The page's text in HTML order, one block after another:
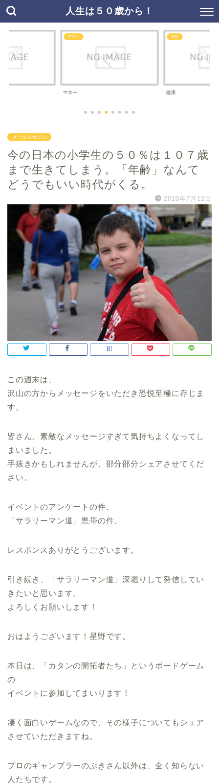
人生は５０歳から！
マネー
マネー
健康
健康
メールマガジン
今の日本の小学生の５０％は１０７歳
まで生きてしまう。「年齢」なんて
どうでもいい時代がくる。
2020年7月12日
この週末は、
沢山の方からメッセージをいただき恐悦至極に存じま
す。
皆さん、素敵なメッセージすぎて気持ちよくなってし
まいました。
手抜きかもしれませんが、部分部分シェアさせてくだ
さい。
イベントのアンケートの件、
「サラリーマン道」黒帯の件、
レスポンスありがとうございます。
引き続き、「サラリーマン道」深堀りして発信してい
きたいと思います。
よろしくお願いします！
おはようございます！星野です。
本日は、「カタンの開拓者たち」というボードゲーム
の
イベントに参加してまいります！
凄く面白いゲームなので、その様子についてもシェア
させていただきますね。
プロのギャンブラーのぶきさん以外は、全く知らない
人たちです。